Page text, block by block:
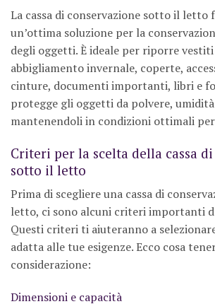
La cassa di conservazione sotto il letto
un’ottima soluzione per la
degli oggetti. È ideale per riporre
abbigliamento invernale, coperte,
cinture, documenti importanti, libri e
protegge gli oggetti da polvere,
mantenendoli in condizioni ottimali
Criteri per la scelta della cassa
sotto il letto
Prima di scegliere una cassa di
letto, ci sono alcuni criteri importanti
Questi criteri ti aiuteranno a
adatta alle tue esigenze. Ecco cosa
considerazione:
Dimensioni e capacità